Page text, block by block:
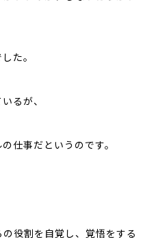
た。
るが、
仕事だというのです。
役割を自覚し、覚悟をする